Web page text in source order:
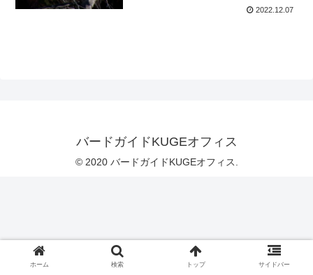
2022.12.07
バードガイドKUGEオフィス
© 2020 バードガイドKUGEオフィス.
ホーム 検索 トップ サイドバー